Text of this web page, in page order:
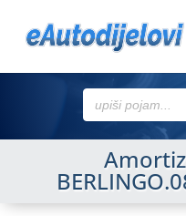
Search
for: